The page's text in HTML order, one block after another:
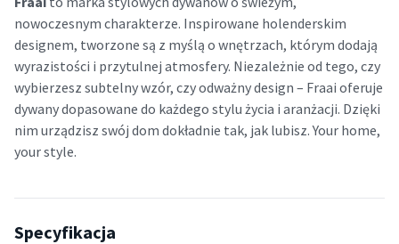
nowoczesnym charakterze. Inspirowane holenderskim
designem, tworzone są z myślą o wnętrzach, którym dodają
wyrazistości i przytulnej atmosfery. Niezależnie od tego, czy
wybierzesz subtelny wzór, czy odważny design – Fraai oferuje
dywany dopasowane do każdego stylu życia i aranżacji. Dzięki
nim urządzisz swój dom dokładnie tak, jak lubisz. Your home,
your style.
Specyfikacja